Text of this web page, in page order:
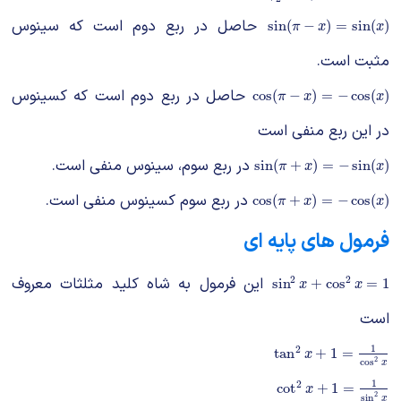
sin(π − x) = sin(x)
sin(π−x)= sin (x)
حاصل در ربع دوم است که سینوس
مثبت است.
cos(π − x) = −cos(x)
cos(π−x)= −cos(x)
حاصل در ربع دوم است که کسینوس
در این ربع منفی است
sin(π + x) = −sin(x)
sin(π+x)= −sin(x) در ربع سوم، سینوس منفی است.
cos(π + x) = −cos(x)
cos(π+x)= −cos(x) در ربع سوم کسینوس منفی است.
فرمول های پایه ای
sin2 x + cos2 x = 1
sin2x+cos2x= 1
این فرمول به شاه کلید مثلثات معروف
است
tan2 x + 1 =
1
cos2 x
tan2x+1 =1 cos2x
cot2 x + 1 =
1
sin2 x
cot2x +1 = 1sin2x